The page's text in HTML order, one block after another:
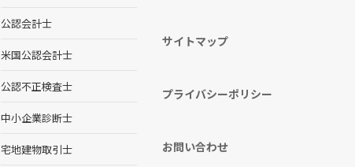
公認会計士
米国公認会計士
公認不正検査士
中小企業診断士
宅地建物取引士
サイトマップ
プライバシーポリシー
お問い合わせ